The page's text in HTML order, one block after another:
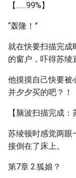
【……99%】
“轰隆！”
就在快要扫描完成
的窗户，吓得苏绫
他摸摸自己快要被
并夕夕买的吧？！
【脑波扫描完成
苏绫顿时感觉两眼
接倒在了床上。
第7章 2.狐娘？